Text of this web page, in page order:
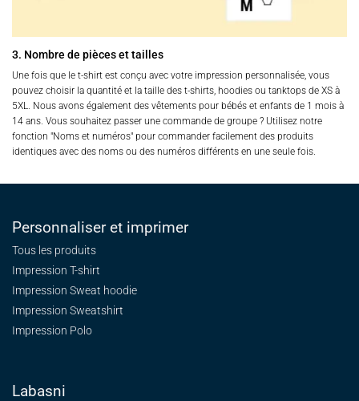
3. Nombre de pièces et tailles
Une fois que le t-shirt est conçu avec votre impression personnalisée, vous
pouvez choisir la quantité et la taille des t-shirts, hoodies ou tanktops de XS à
5XL. Nous avons également des vêtements pour bébés et enfants de 1 mois à
14 ans. Vous souhaitez passer une commande de groupe ? Utilisez notre
fonction "Noms et numéros" pour commander facilement des produits
identiques avec des noms ou des numéros différents en une seule fois.
Personnaliser et imprimer
Tous les produits
Impression T-shirt
Impression Sweat hoodie
Impression Sweatshirt
Impression Polo
Labasni